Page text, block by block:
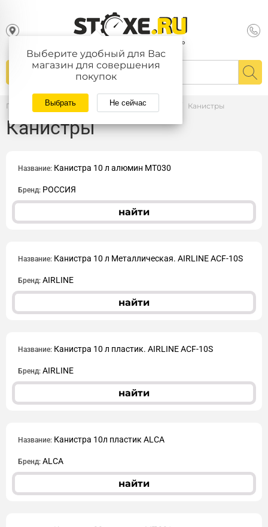
Выберите удобный для Вас
магазин для совершения
покупок
Выбрать Не сейчас
Главная / Каталог Автопринадлежности Канистры
Канистры
Название: Канистра 10 л алюмин МТ030
Бренд: РОССИЯ
найти
Название: Канистра 10 л Металлическая. AIRLINE ACF-10S
Бренд: AIRLINE
найти
Название: Канистра 10 л пластик. AIRLINE ACF-10S
Бренд: AIRLINE
найти
Название: Канистра 10л пластик ALCA
Бренд: ALCA
найти